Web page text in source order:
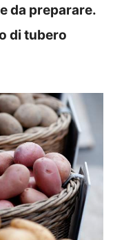
da preparare.
di tubero